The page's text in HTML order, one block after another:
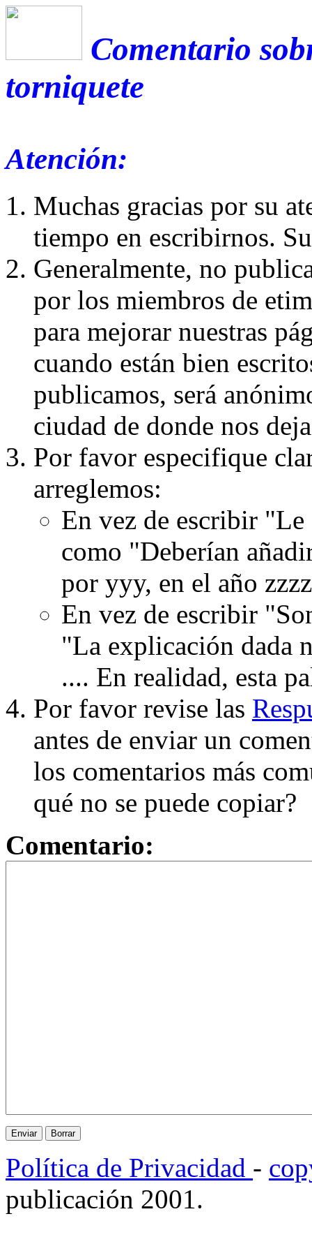
Comentario
torniquete
Atención:
Muchas gracias por su
tiempo en escribirnos.
Generalmente, no
por los miembros de
para mejorar nuestras
cuando están bien
publicamos, será
ciudad de donde nos
Por favor especifique
arreglemos:
En vez de escribir
como "Deberían
por yyy, en el año
En vez de escribir
"La explicación dada
.... En realidad, esta
Por favor revise las
antes de enviar un
los comentarios más
qué no se puede copiar?
Comentario:
Política de Privacidad -
publicación 2001.